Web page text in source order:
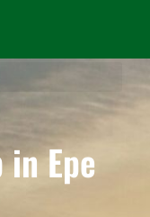
Epe